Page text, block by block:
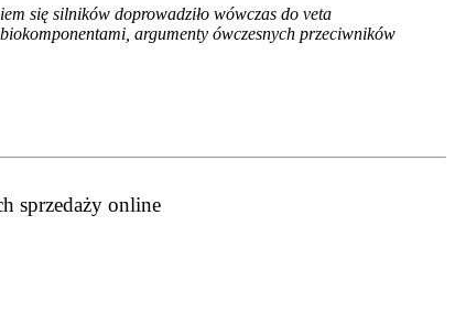
się silników doprowadziło wówczas do veta
argumenty ówczesnych przeciwników
sprzedaży online